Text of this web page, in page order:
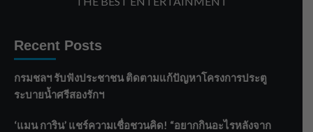
Recent Posts
กรมชลฯ รับฟังประชาชน ติดตามแก้ปัญหาโครงการประตู
ระบายน้ำศรีสองรักฯ
‘แมน การิน’ แชร์ความเชื่อชวนคิด! “อยากกินอะไรหลังจาก